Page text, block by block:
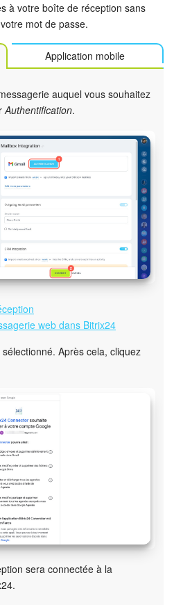
ligne
GRATUIT
CONNEXION
à votre boîte de réception sans
mot de passe.
Application mobile
auquel vous souhaitez
Authentification.
web dans Bitrix24
Après cela, cliquez
sera connectée à la